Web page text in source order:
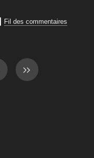
Fil des commentaires